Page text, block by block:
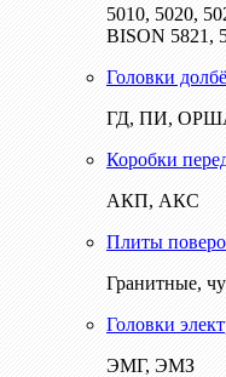
5010, 5020,
BISON 5821,
Головки
ГД, ПИ,
Коробки
АКП, АКС
Плиты
Гранитные,
Головки
ЭМГ, ЭМЗ